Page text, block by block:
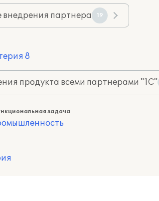
внедрения партнера 19
8
продукта всеми партнерами "1С"
задача